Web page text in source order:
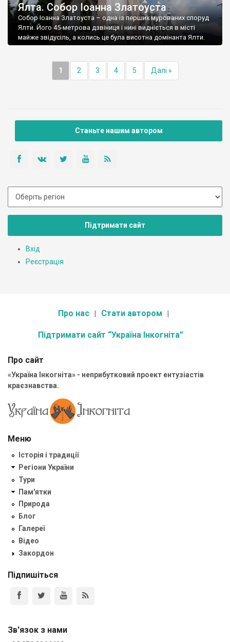
Ялта. Собор Іоанна Златоуста
Собор Іоанна Златоуста – одна із перших мурованих споруд
Ялти. Його 45-метрова дзвіниця і нині видніється в місті
майже звідусіль, а колись це була висотна домінанта Ялти.
1 2 3 4 5 Далі »
Станьте нашим автором
Підтримати сайт
Вхід
Реєстрація
Про нас Стати автором
Підтримати сайт “Україна Інкогніта”
Про сайт
«Україна Інкогніта» - неприбутковий проект ентузіастів
краєзнавства.
Меню
Історія і традиції
Регіони України
Тури
Пам'ятки
Природа
Блог
Галереї
Відео
Закордон
Підпишіться
Зв'язок з нами